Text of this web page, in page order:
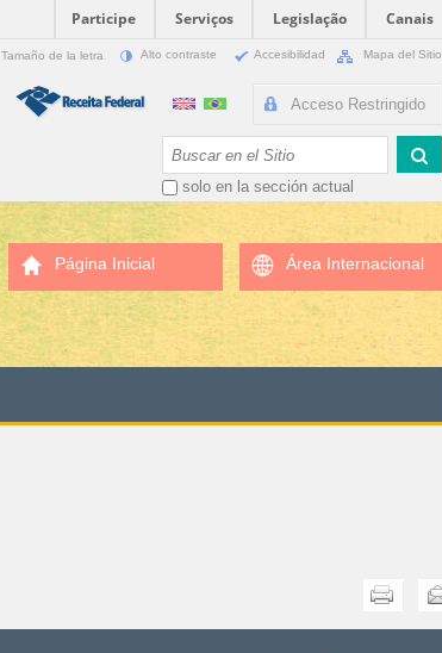
Participe Serviços Legislação
Canais
Tamaño de la letra Alto contraste Accesibilidad Mapa del Sitio
Acceso Restringido
solo en la sección actual
Página Inicial Área Internacional
Enviar esta